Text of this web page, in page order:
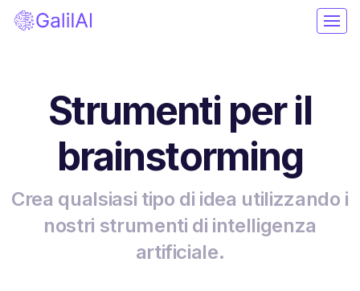
Strumenti per il
brainstorming
Crea qualsiasi tipo di idea utilizzando i
nostri strumenti di intelligenza
artificiale.